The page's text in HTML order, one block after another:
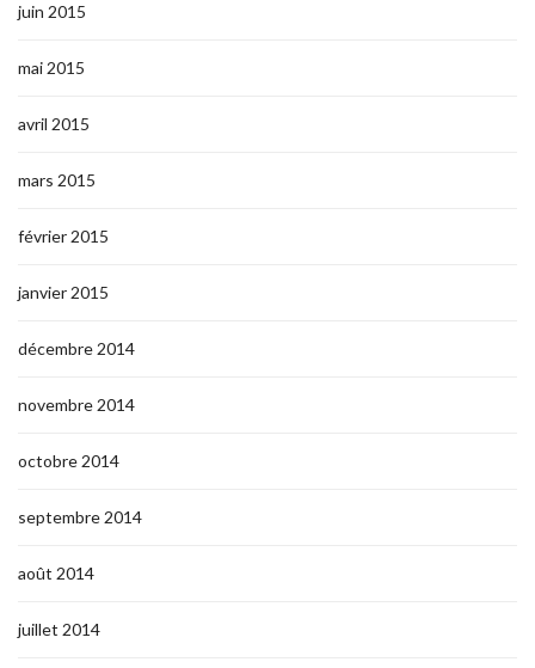
juin 2015
mai 2015
avril 2015
mars 2015
février 2015
janvier 2015
décembre 2014
novembre 2014
octobre 2014
septembre 2014
août 2014
juillet 2014